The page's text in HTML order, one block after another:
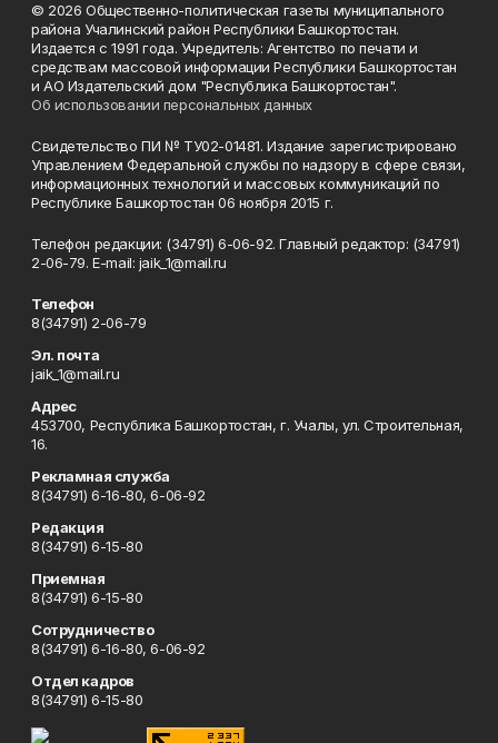
© 2026 Общественно-политическая газеты муниципального
района Учалинский район Республики Башкортостан.
Издается с 1991 года. Учредитель: Агентство по печати и
средствам массовой информации Республики Башкортостан
и АО Издательский дом "Республика Башкортостан".
Об использовании персональных данных
Свидетельство ПИ № ТУ02-01481. Издание зарегистрировано
Управлением Федеральной службы по надзору в сфере связи,
информационных технологий и массовых коммуникаций по
Республике Башкортостан 06 ноября 2015 г.
Телефон редакции: (34791) 6-06-92. Главный редактор: (34791)
2-06-79. Е-mаil: jaik_1@mail.ru
Телефон
8(34791) 2-06-79
Эл. почта
jaik_1@mail.ru
Адрес
453700, Республика Башкортостан, г. Учалы, ул. Строительная,
16.
Рекламная служба
8(34791) 6-16-80, 6-06-92
Редакция
8(34791) 6-15-80
Приемная
8(34791) 6-15-80
Сотрудничество
8(34791) 6-16-80, 6-06-92
Отдел кадров
8(34791) 6-15-80